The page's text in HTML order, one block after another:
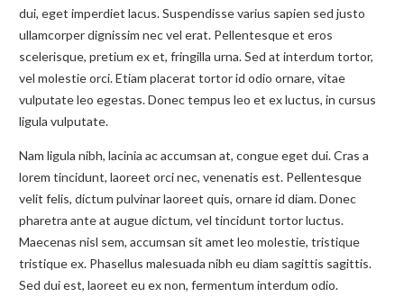
dui, eget imperdiet lacus. Suspendisse varius sapien sed justo
ullamcorper dignissim nec vel erat. Pellentesque et eros
scelerisque, pretium ex et, fringilla urna. Sed at interdum tortor,
vel molestie orci. Etiam placerat tortor id odio ornare, vitae
vulputate leo egestas. Donec tempus leo et ex luctus, in cursus
ligula vulputate.
Nam ligula nibh, lacinia ac accumsan at, congue eget dui. Cras a
lorem tincidunt, laoreet orci nec, venenatis est. Pellentesque
velit felis, dictum pulvinar laoreet quis, ornare id diam. Donec
pharetra ante at augue dictum, vel tincidunt tortor luctus.
Maecenas nisl sem, accumsan sit amet leo molestie, tristique
tristique ex. Phasellus malesuada nibh eu diam sagittis sagittis.
Sed dui est, laoreet eu ex non, fermentum interdum odio.